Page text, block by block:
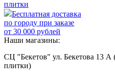
плитки
Бесплатная доставка
по городу при заказе
от 30 000 рублей
Наши магазины:
СЦ "Бекетов" ул. Бекетова 13 А
плитки)